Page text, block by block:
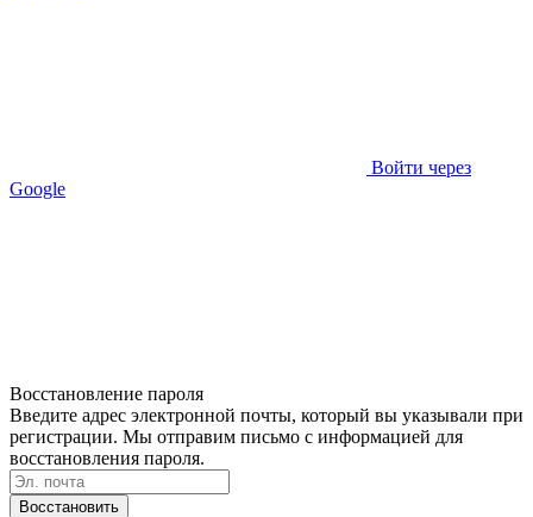
Войти через
Google
Восстановление пароля
Введите адрес электронной почты, который вы указывали при
регистрации. Мы отправим письмо с информацией для
восстановления пароля.
Восстановить